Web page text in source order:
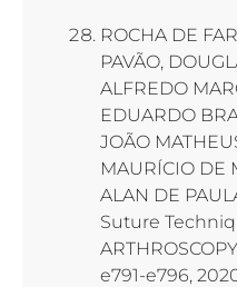
ROCHA DE
PAVÃO,
ALFREDO
EDUARDO
JOÃO
MAURÍCIO DE
ALAN DE
Suture
e791-e796,